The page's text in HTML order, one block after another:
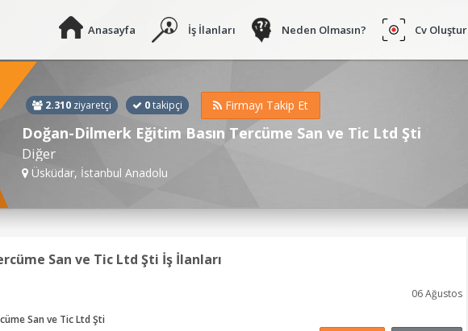
Anasayfa İş İlanları Neden Olmasın? Cv Oluştur
2.310 ziyaretçi 0takipçi Firmayı Takip Et
Doğan-Dilmerk Eğitim Basın Tercüme San ve Tic Ltd Şti
Diğer
Üsküdar, İstanbul Anadolu
San ve Tic Ltd Şti İş İlanları
06 Ağustos
San ve Tic Ltd Şti